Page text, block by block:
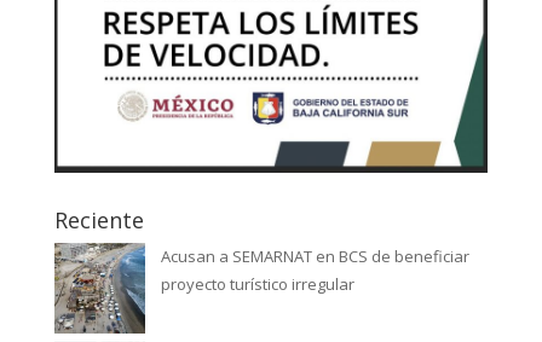
Reciente
Acusan a SEMARNAT en BCS de beneficiar
proyecto turístico irregular